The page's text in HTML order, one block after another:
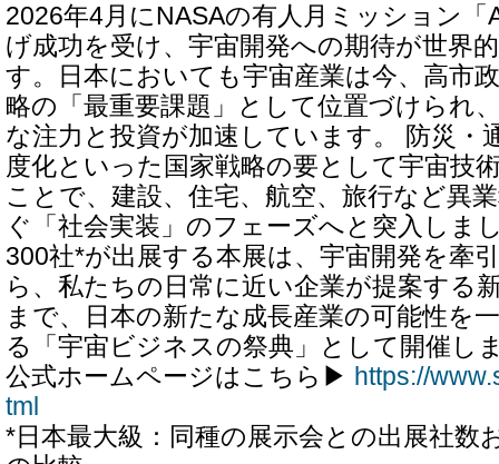
2026年4月にNASAの有人月ミッション「
げ成功を受け、宇宙開発への期待が世界
す。日本においても宇宙産業は今、高市
略の「最重要課題」として位置づけられ
な注力と投資が加速しています。 防災・
度化といった国家戦略の要として宇宙技
ことで、建設、住宅、航空、旅行など異
ぐ「社会実装」のフェーズへと突入しま
300社*が出展する本展は、宇宙開発を牽
ら、私たちの日常に近い企業が提案する
まで、日本の新たな成長産業の可能性を
る「宇宙ビジネスの祭典」として開催し
公式ホームページはこちら▶ https://
tml
*日本最大級：同種の展示会との出展社数